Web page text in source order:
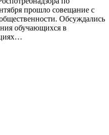
прошло совещание с
Обсуждались
обучающихся в